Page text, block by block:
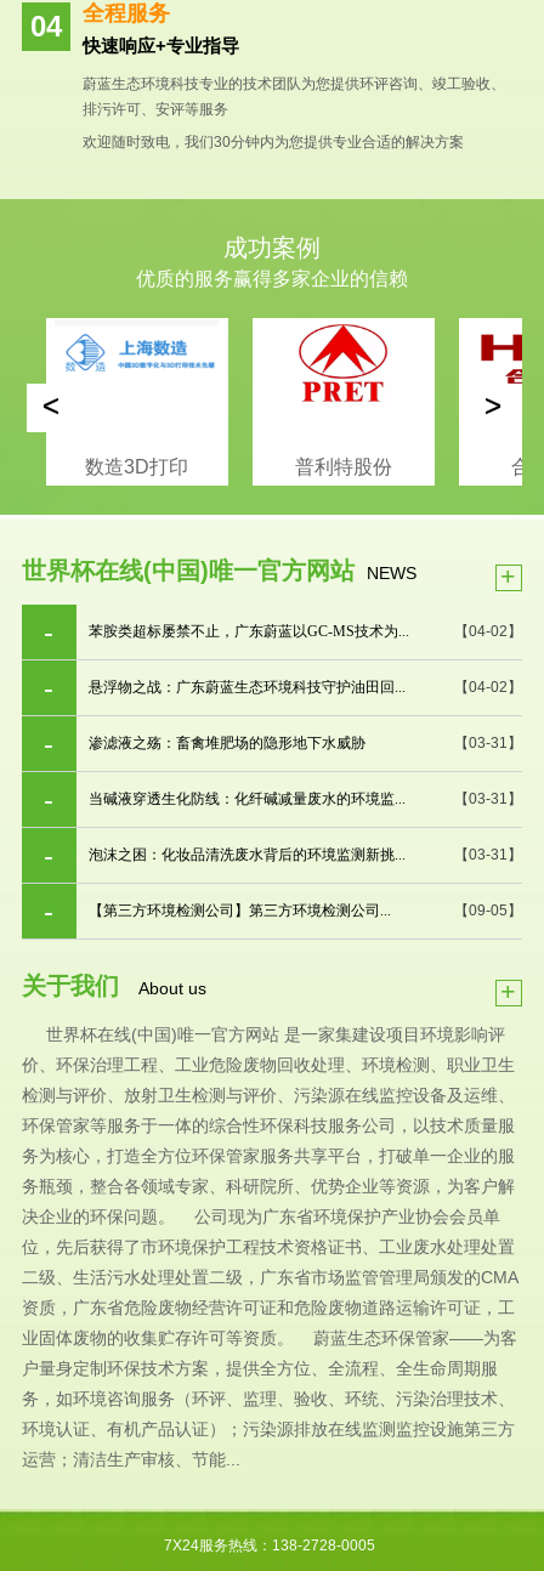
全程服务
快速响应+专业指导
蔚蓝生态环境科技专业的技术团队为您提供环评咨询、竣工验收、
排污许可、安评等服务
欢迎随时致电，我们30分钟内为您提供专业合适的解决方案
成功案例
优质的服务赢得多家企业的信赖
数造3D打印 普利特股份 合
< >
世界杯在线(中国)唯一官方网站 NEWS +
【04-02】
苯胺类超标屡禁不止，广东蔚蓝以GC-MS技术为...
【04-02】
悬浮物之战：广东蔚蓝生态环境科技守护油田回...
【03-31】
渗滤液之殇：畜禽堆肥场的隐形地下水威胁
【03-31】
当碱液穿透生化防线：化纤碱减量废水的环境监...
【03-31】
泡沫之困：化妆品清洗废水背后的环境监测新挑...
【09-05】
【第三方环境检测公司】第三方环境检测公司...
关于我们 About us +
世界杯在线(中国)唯一官方网站 是一家集建设项目环境影响评
价、环保治理工程、工业危险废物回收处理、环境检测、职业卫生
检测与评价、放射卫生检测与评价、污染源在线监控设备及运维、
环保管家等服务于一体的综合性环保科技服务公司，以技术质量服
务为核心，打造全方位环保管家服务共享平台，打破单一企业的服
务瓶颈，整合各领域专家、科研院所、优势企业等资源，为客户解
决企业的环保问题。 公司现为广东省环境保护产业协会会员单
位，先后获得了市环境保护工程技术资格证书、工业废水处理处置
二级、生活污水处理处置二级，广东省市场监管管理局颁发的CMA
资质，广东省危险废物经营许可证和危险废物道路运输许可证，工
业固体废物的收集贮存许可等资质。 蔚蓝生态环保管家——为客
户量身定制环保技术方案，提供全方位、全流程、全生命周期服
务，如环境咨询服务（环评、监理、验收、环统、污染治理技术、
环境认证、有机产品认证）；污染源排放在线监测监控设施第三方
运营；清洁生产审核、节能...
7X24服务热线：138-2728-0005